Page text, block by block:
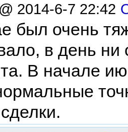
@ 2014-6-7 22:42
был очень
в день ни
В начале